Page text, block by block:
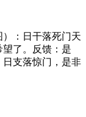
：日干落死门天
了。反馈：是
支落惊门，是非